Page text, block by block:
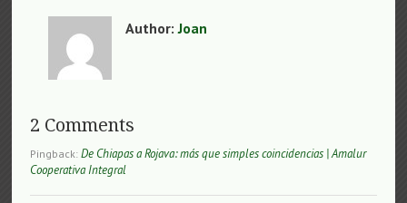
Author:Joan
2 Comments
Pingback:De Chiapas a Rojava: más que simples coincidencias | Amalur
Cooperativa Integral